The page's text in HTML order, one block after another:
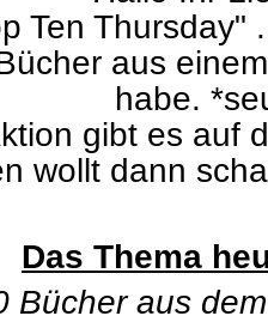
Ten
aus
habe.
gibt es auf
wollt dann
Das Thema
Bücher aus